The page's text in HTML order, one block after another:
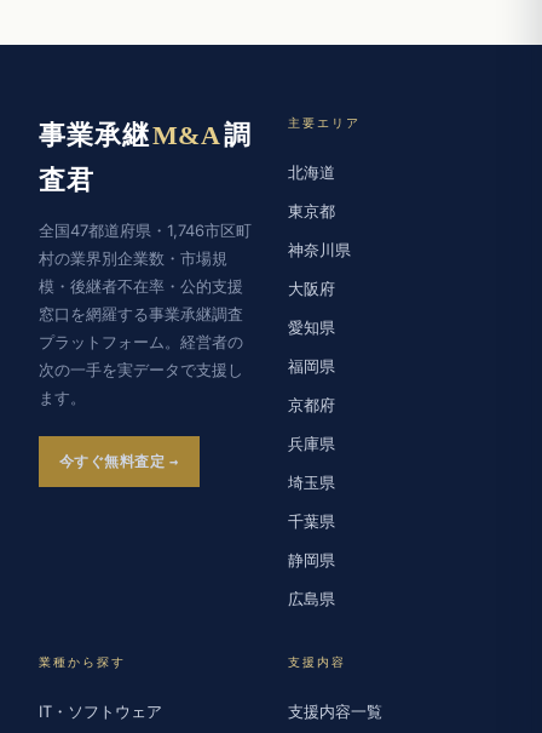
事業承継M&A調
査君
全国47都道府県・1,746市区町
村の業界別企業数・市場規
模・後継者不在率・公的支援
窓口を網羅する事業承継調査
プラットフォーム。経営者の
次の一手を実データで支援し
ます。
今すぐ無料査定
主要エリア
北海道
東京都
神奈川県
大阪府
愛知県
福岡県
京都府
兵庫県
埼玉県
千葉県
静岡県
広島県
業種から探す
IT・ソフトウェア
支援内容
支援内容一覧